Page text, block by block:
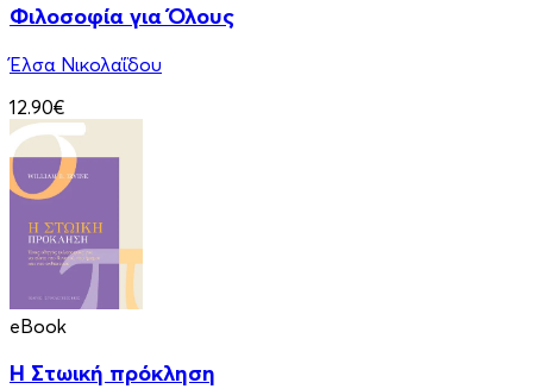
Φιλοσοφία για Όλους
Έλσα Νικολαΐδου
12.90€
eBook
Η Στωική πρόκληση